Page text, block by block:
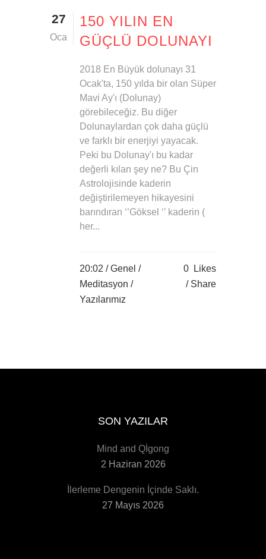
27
Oca
150 YILIN EN
GÜÇLÜ DOLUNAYI
2018 En Büyük dolunayı 31
Ocak'ta, 150 yılda bir olan Süper
Mavi Ay'ı (Dolunay)
görebileceğiz. Bu diğer
Dolunaylardan çok daha güçlü
ve farklı bir enerjiyi yayacak.
Peki bu Dolunay'ı bu kadar
değerli kılan şey ne? Bu Çin
Astrolojisinde kaderin
değiştirilemeyen hikayesini
barındıran ‘’Göksel ‘’ kaderin (
her...
20:02 /Genel /
Meditasyon /
Yazılarımız
0
Likes
Share
SON YAZILAR
Mind and Qİgong
2 Haziran 2026
İlerleme Dengenin İçinde Saklı.
27 Mayıs 2026